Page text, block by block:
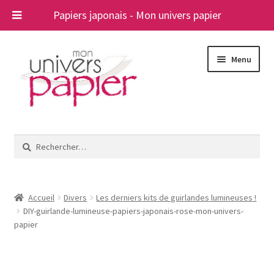
Papiers japonais - Mon univers papier
navigation
contenu
Menu
le
A propos
Contact
Rechercher :
Accueil Divers
Les derniers kits de guirlandes lumineuses !
DIY-guirlande-lumineuse-papiers-japonais-rose-mon-univers-
papier